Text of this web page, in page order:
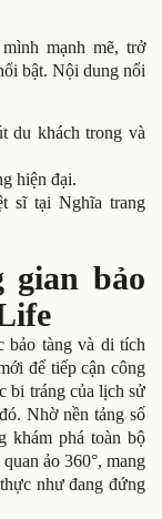
mạnh mẽ, trở
bật. Nội dung nổi
du khách trong và
hiện đại.
sĩ tại Nghĩa trang
gian bảo
bảo tàng và di tích
để tiếp cận công
bi tráng của lịch sử
Nhờ nền tảng số
khám phá toàn bộ
ảo 360°, mang
như đang đứng